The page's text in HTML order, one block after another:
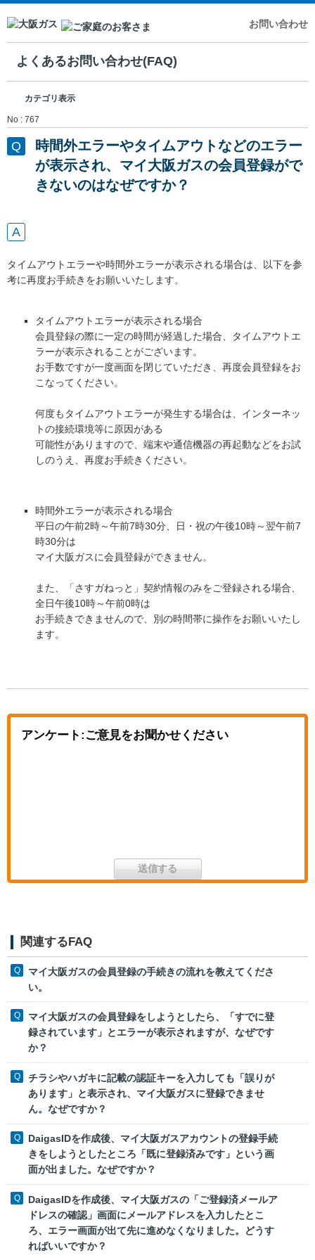
お問い合わせ
よくあるお問い合わせ(FAQ)
カテゴリ表示
No : 767
時間外エラーやタイムアウトなどのエラー
が表示され、マイ大阪ガスの会員登録がで
きないのはなぜですか？
タイムアウトエラーや時間外エラーが表示される場合は、以下を参
考に再度お手続きをお願いいたします。
タイムアウトエラーが表示される場合
会員登録の際に一定の時間が経過した場合、タイムアウトエ
ラーが表示されることがございます。
お手数ですが一度画面を閉じていただき、再度会員登録をお
こなってください。
何度もタイムアウトエラーが発生する場合は、インターネッ
トの接続環境等に原因がある
可能性がありますので、端末や通信機器の再起動などをお試
しのうえ、再度お手続きください。
時間外エラーが表示される場合
平日の午前2時～午前7時30分、日・祝の午後10時～翌午前7
時30分は
マイ大阪ガスに会員登録ができません。
また、「さすガねっと」契約情報のみをご登録される場合、
全日午後10時～午前0時は
お手続きできませんので、別の時間帯に操作をお願いいたし
ます。
アンケート:ご意見をお聞かせください
関連するFAQ
マイ大阪ガスの会員登録の手続きの流れを教えてくださ
い。
マイ大阪ガスの会員登録をしようとしたら、「すでに登
録されています」とエラーが表示されますが、なぜです
か？
チラシやハガキに記載の認証キーを入力しても「誤りが
あります」と表示され、マイ大阪ガスに登録できませ
ん。なぜですか？
DaigasIDを作成後、マイ大阪ガスアカウントの登録手続
きをしようとしたところ「既に登録済みです」という画
面が出ました。なぜですか？
DaigasIDを作成後、マイ大阪ガスの「ご登録済メールア
ドレスの確認」画面にメールアドレスを入力したとこ
ろ、エラー画面が出て先に進めなくなりました。どうす
ればいいですか？